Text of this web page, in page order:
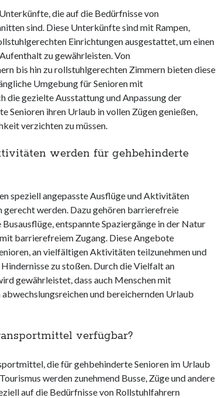
die auf die Bedürfnisse von
sind. Diese Unterkünfte sind mit Rampen,
Einrichtungen ausgestattet, um einen
zu gewährleisten. Von
bis hin zu rollstuhlgerechten Zimmern bieten diese
Umgebung für Senioren mit
die gezielte Ausstattung und Anpassung der
Senioren ihren Urlaub in vollen Zügen genießen,
verzichten zu müssen.
werden für gehbehinderte
speziell angepasste Ausflüge und Aktivitäten
gerecht werden. Dazu gehören barrierefreie
entspannte Spaziergänge in der Natur
barrierefreiem Zugang. Diese Angebote
an vielfältigen Aktivitäten teilzunehmen und
zu stoßen. Durch die Vielfalt an
gewährleistet, dass auch Menschen mit
und bereichernden Urlaub
verfügbar?
die für gehbehinderte Senioren im Urlaub
werden zunehmend Busse, Züge und andere
auf die Bedürfnisse von Rollstuhlfahrern